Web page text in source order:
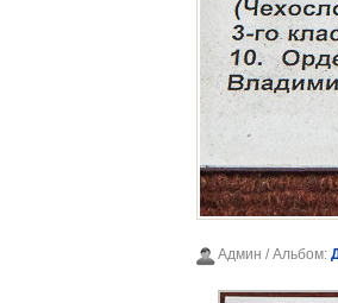
Админ / Альбом: